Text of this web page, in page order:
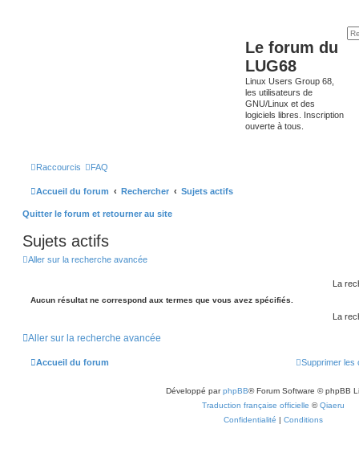
Le forum du
LUG68
Linux Users Group 68,
les utilisateurs de
GNU/Linux et des
logiciels libres. Inscription
ouverte à tous.
Raccourcis FAQ
Accueil du forum Rechercher Sujets actifs
Quitter le forum et retourner au site
Sujets actifs
Aller sur la recherche avancée
La
Aucun résultat ne correspond aux termes que vous avez spécifiés.
La
Aller sur la recherche avancée
Accueil du forum Supprimer les
Développé parphpBB® Forum Software © phpBB
Traduction française officielle ©Qiaeru
Confidentialité | Conditions